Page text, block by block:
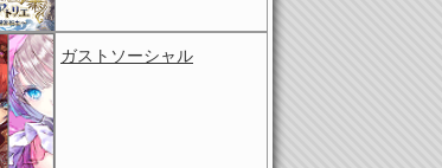
ガストソーシャル